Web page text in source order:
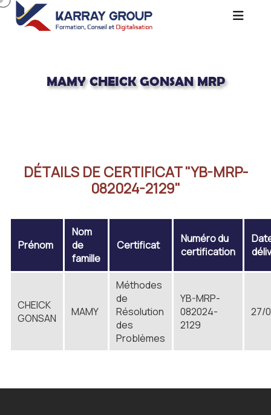
MAMY CHEICK GONSAN MRP
DÉTAILS DE CERTIFICAT "YB-MRP-
082024-2129"
Prénom
Nom
de
famille
Certificat
Numéro du
certification
CHEICK
GONSAN
MAMY
Méthodes
de
Résolution
des
Problèmes
YB-MRP-
082024-
2129
27/